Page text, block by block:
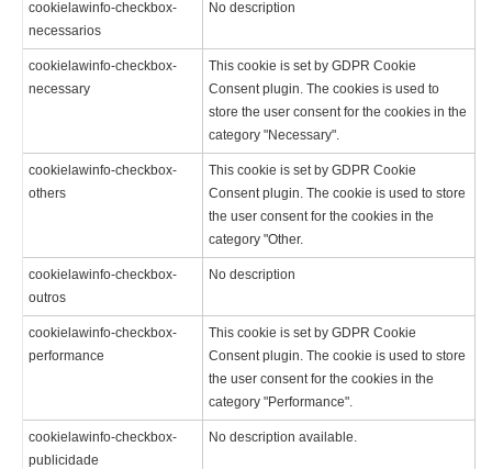
cookielawinfo-checkbox-
necessarios
No description
cookielawinfo-checkbox-
necessary
This cookie is set by GDPR Cookie
Consent plugin. The cookies is used to
store the user consent for the cookies in the
category "Necessary".
cookielawinfo-checkbox-
others
This cookie is set by GDPR Cookie
Consent plugin. The cookie is used to store
the user consent for the cookies in the
category "Other.
cookielawinfo-checkbox-
outros
No description
cookielawinfo-checkbox-
performance
This cookie is set by GDPR Cookie
Consent plugin. The cookie is used to store
the user consent for the cookies in the
category "Performance".
cookielawinfo-checkbox-
publicidade
No description available.